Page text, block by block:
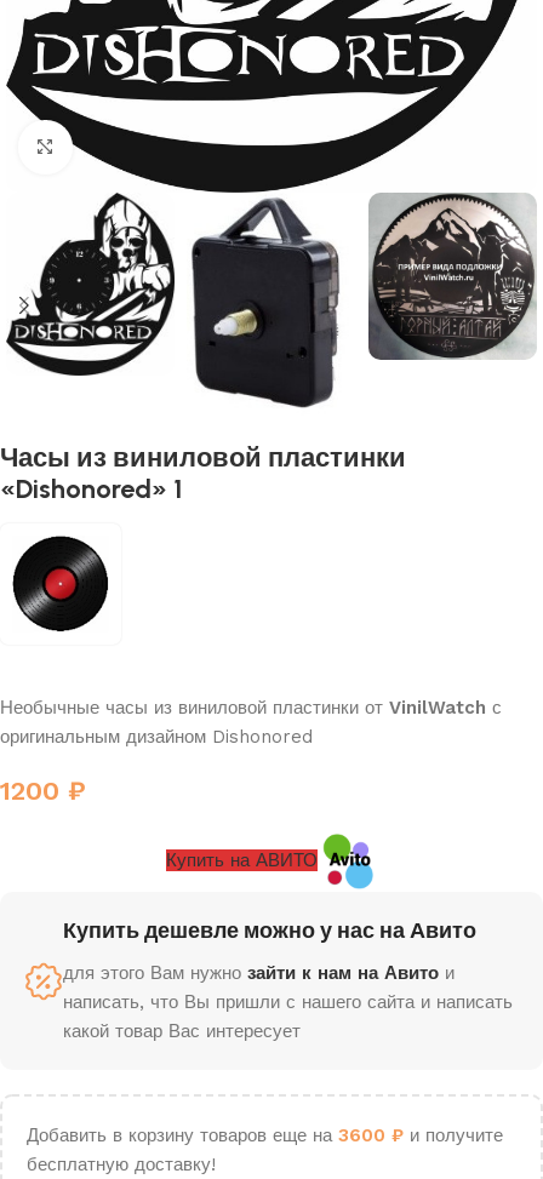
Нажмите, чтобы увеличить
Часы из виниловой пластинки
«Dishonored» 1
Необычные часы из виниловой пластинки от VinilWatch с
оригинальным дизайном Dishonored
1200 ₽
Купить на АВИТО
Купить дешевле можно у нас на Авито
для этого Вам нужно зайти к нам на Авито и
написать, что Вы пришли с нашего сайта и написать
какой товар Вас интересует
Добавить в корзину товаров еще на 3600 ₽ и получите
бесплатную доставку!